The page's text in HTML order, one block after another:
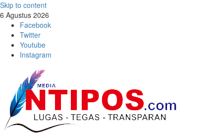
Skip to content
6 Agustus 2026
Facebook
Twitter
Youtube
Instagram